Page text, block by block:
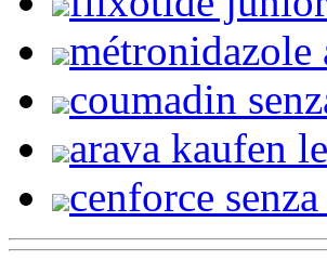
métronidazole
coumadin
arava kaufen
cenforce